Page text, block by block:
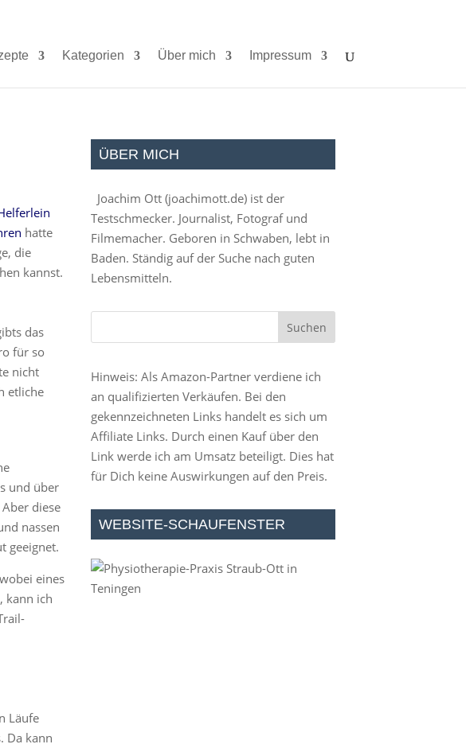
Kategorien Über mich Impressum
hatte
die
kannst.
das
für so
nicht
etliche
und über
diese
nassen
geeignet.
eines
kann ich
Läufe
Da kann
ÜBER MICH
Joachim Ott (joachimott.de) ist der
Testschmecker. Journalist, Fotograf und
Filmemacher. Geboren in Schwaben, lebt in
Baden. Ständig auf der Suche nach guten
Lebensmitteln.
Hinweis: Als Amazon-Partner verdiene ich
an qualifizierten Verkäufen. Bei den
gekennzeichneten Links handelt es sich um
Affiliate Links. Durch einen Kauf über den
Link werde ich am Umsatz beteiligt. Dies hat
für Dich keine Auswirkungen auf den Preis.
WEBSITE-SCHAUFENSTER